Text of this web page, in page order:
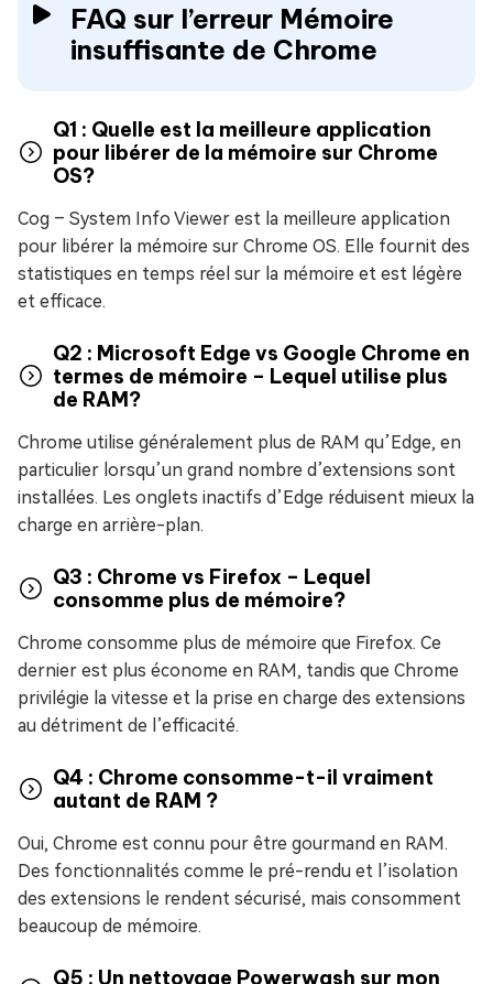
FAQ sur l’erreur Mémoire
insuffisante de Chrome
Q1 : Quelle est la meilleure application
pour libérer de la mémoire sur Chrome
OS?
Cog – System Info Viewer est la meilleure application
pour libérer la mémoire sur Chrome OS. Elle fournit des
statistiques en temps réel sur la mémoire et est légère
et efficace.
Q2 : Microsoft Edge vs Google Chrome en
termes de mémoire – Lequel utilise plus
de RAM?
Chrome utilise généralement plus de RAM qu’Edge, en
particulier lorsqu’un grand nombre d’extensions sont
installées. Les onglets inactifs d’Edge réduisent mieux la
charge en arrière-plan.
Q3 : Chrome vs Firefox – Lequel
consomme plus de mémoire?
Chrome consomme plus de mémoire que Firefox. Ce
dernier est plus économe en RAM, tandis que Chrome
privilégie la vitesse et la prise en charge des extensions
au détriment de l’efficacité.
Q4 : Chrome consomme-t-il vraiment
autant de RAM ?
Oui, Chrome est connu pour être gourmand en RAM.
Des fonctionnalités comme le pré-rendu et l’isolation
des extensions le rendent sécurisé, mais consomment
beaucoup de mémoire.
Q5 : Un nettoyage Powerwash sur mon